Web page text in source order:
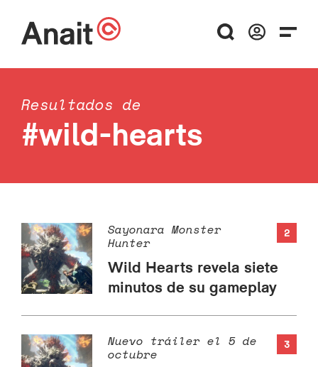
Resultados de
#wild-hearts
2
Sayonara Monster
Hunter
Wild Hearts revela siete
minutos de su gameplay
3
Nuevo tráiler el 5 de
octubre